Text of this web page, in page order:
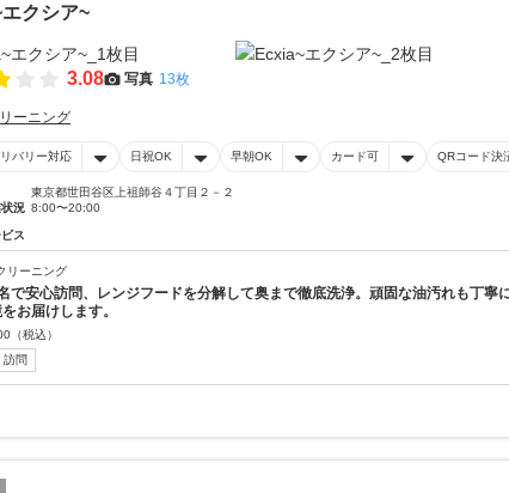
クシア~
3.08 写真 13枚
ーニング
バリー対応 日祝OK 早朝OK カード可 QRコード決
東京都世田谷区上祖師谷４丁目２－２
況 8:00〜20:00
ス
リーニング
で安心訪問、レンジフードを分解して奥まで徹底洗浄。頑固な油汚れも丁寧
お届けします。
（税込）
訪問